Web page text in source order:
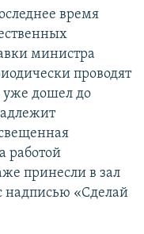
время
министра
проводят
уже дошел до
работой
принесли в зал
надписью «Сделай